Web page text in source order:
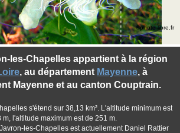
les-Chapelles appartient à la région
, au département Mayenne, à
Mayenne et au canton Couptrain.
s'étend sur 38,13 km². L'altitude minimum est
m, l'altitude maximum est de 251 m.
les-Chapelles est actuellement Daniel Rattier
©photo-libre.fr